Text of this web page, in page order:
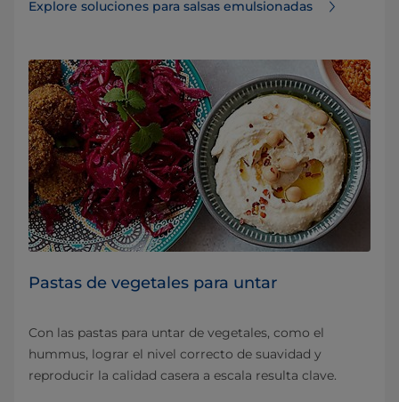
Explore soluciones para salsas emulsionadas
Pastas de vegetales para untar
Con las pastas para untar de vegetales, como el
hummus, lograr el nivel correcto de suavidad y
reproducir la calidad casera a escala resulta clave.